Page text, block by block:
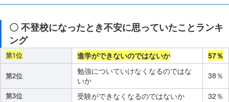
〇 不登校になったとき不安に思っていたことランキ
ング
第1位 進学ができないのではないか 57％
第2位
勉強についていけなくなるのではな
いか
38％
第3位 受験ができなくなるのではないか 32％